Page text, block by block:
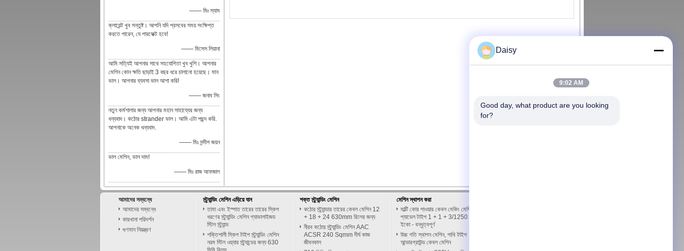
—— মিঃ স্যাম
ক্লায়েন্ট খুব সন্তুষ্ট। আপনি যদি প্রসবের সময় সংক্ষিপ্ত
করতে পারেন, যে পারফেক্ট হবে!
—— মিসেস লিয়ানা
আমি সত্যিই আপনার সাথে সহযোগিতা খুব খুশি। আপনার
মেশিন কোন ক্ষতি ছাড়াই 3 বছর ধরে চালানো হয়েছে। মান
ভাল। আপনার ব্যবসা ভাল আশা করি!
—— জনাব সিং
নতুন কর্মশালার জন্য আপনার মহান সাহায্যের জন্য
ধন্যবাদ। কঠোর strander ভাল। আমি এটা পছন্দ করি.
আপনাকে অনেক ধন্যবাদ.
—— মিঃ সন্দীপ জয়ন
ভাল মেশিন, ভাল দাম!
—— মিঃ রাজ আফজাল
আমাদের সম্বন্ধে
আমাদের সম্বন্ধে
কারখানা পরিদর্শন
গুণমান নিয়ন্ত্রণ
স্ট্র্যান্ডিং মেশিন এড়িয়ে যান
তামা এবং ইস্পাত তারের তারের স্কিপ
ধরণের স্ট্র্যান্ডিং মেশিন গ্যাভালাইজড
স্টিল স্ট্র্যান্ড
শক্তিশালী স্কিপ টাইপ স্ট্র্যান্ডিং মেশিন
নরম স্টিল ওয়্যার স্ট্র্যান্ডের জন্য 630
শক্ত স্ট্র্যান্ডিং মেশিন
কঠোর স্ট্র্যান্ডার তারের কেবল মেশিন 12
+ 18 + 24 630mm রিলের জন্য
নীরব কঠোর স্ট্র্যান্ডিং মেশিন AAC
ACSR 240 Sqmm দীর্ঘ কাজ
জীবনকাল
মেশিন স্থাপন করা
মাল্টি কোর পাওয়ার কেবল মেকিং মেশিন
প্যাডেল টাইপ 1 + 1 + 3/1250
ইকো - বন্ধুত্বপূর্ণ
উচ্চ গতি স্থাপন মেশিন, পাখি টাইপ
আন্ডারগ্রাউন্ড কেবল মেশিন
Daisy
9:02 AM
Good day, what product are you looking
for?